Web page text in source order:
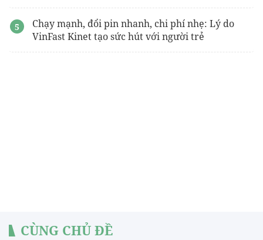
Chạy mạnh, đổi pin nhanh, chi phí nhẹ: Lý do
VinFast Kinet tạo sức hút với người trẻ
CÙNG CHỦ ĐỀ